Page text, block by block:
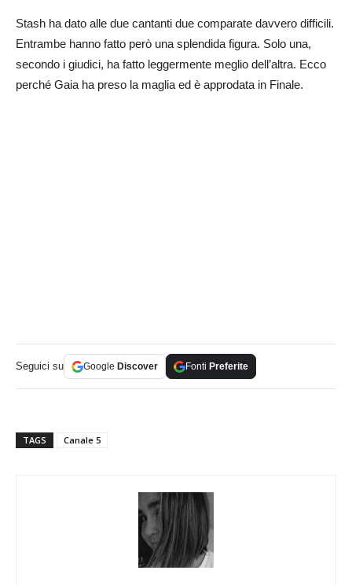
Stash ha dato alle due cantanti due comparate davvero difficili.
Entrambe hanno fatto però una splendida figura. Solo una,
secondo i giudici, ha fatto leggermente meglio dell’altra. Ecco
perché Gaia ha preso la maglia ed è approdata in Finale.
Seguici su Google Discover Fonti Preferite
TAGS Canale 5